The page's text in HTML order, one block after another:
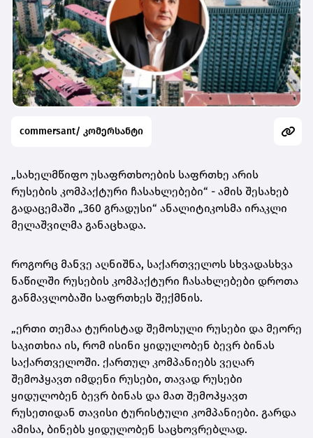
commersant/ კომერსანტი
„სახელმწიფო უსაფრთხოების საფრთხე არის
რუსების კომპაქტური ჩასახლებები“ - ამის შესახებ
გადაცემაში „360 გრადუსი“ ანალიტიკოსმა ირაკლი
მელაშვილმა განაცხადა.
როგორც მანვე აღნიშნა, საქართველოს სხვადასხვა
ნაწილში რუსების კომპაქტური ჩასახლებები დროთა
განმავლობაში საფრთხეს შექმნის.
„ერთი თემაა ტურისტად შემოსული რუსები და მეორე
საკითხია ის, რომ ისინი ყიდულობენ ბევრ ბინას
საქართველოში. ქართულ კომპანიებს ვეღარ
შემოჰყავთ იმდენი რუსები, თავად რუსები
ყიდულობენ ბევრ ბინას და მათ შემოჰყავთ
რუსეთიდან თავისი ტურისტული კომპანიები. გარდა
ამისა, ბინებს ყიდულობენ საცხოვრებლად.